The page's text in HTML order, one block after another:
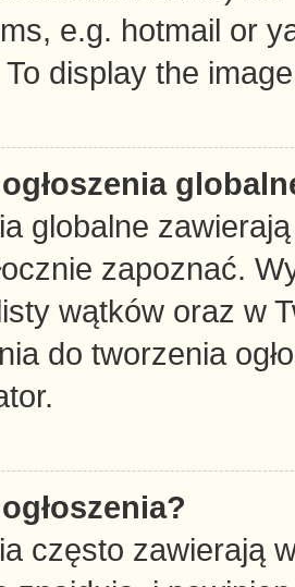
e.g. hotmail or
display the
globalne
zapoznać.
wątków oraz w
do tworzenia
często zawierają